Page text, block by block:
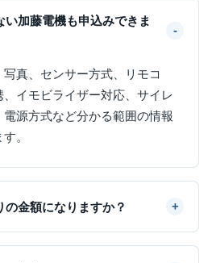
い加藤電機も申込みできま
真、センサー方式、リモコ
、イモビライザー対応、サイレ
電源方式など分かる範囲の情報
。
の金額になりますか？